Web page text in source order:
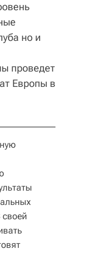
но и
проведет
Европы в